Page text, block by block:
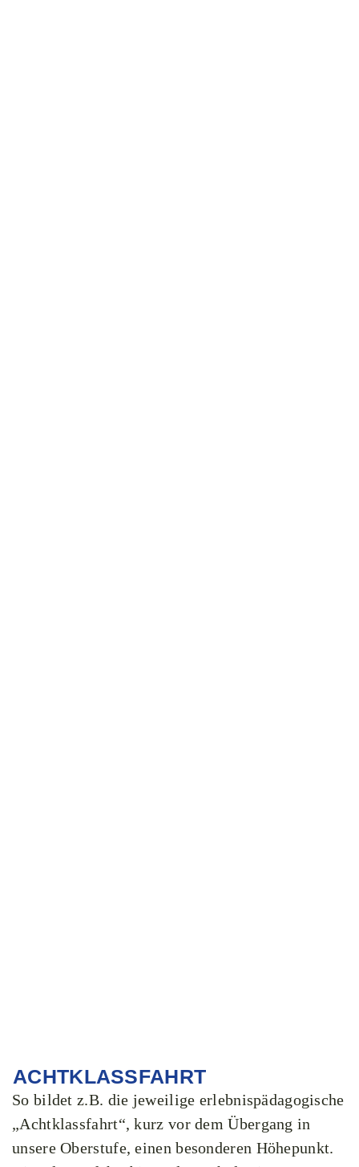
ACHTKLASSFAHRT
So bildet z.B. die jeweilige erlebnispädagogische
„Achtklassfahrt“, kurz vor dem Übergang in
unsere Oberstufe, einen besonderen Höhepunkt.